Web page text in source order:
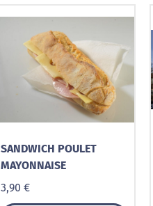
SANDWICH POULET
MAYONNAISE
3,90 €